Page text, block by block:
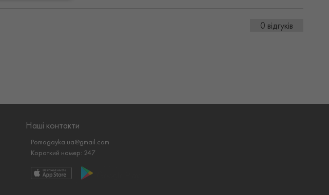
0 відгуків
Наші контакти
Pomogayka.ua@gmail.com
Короткий номер: 247